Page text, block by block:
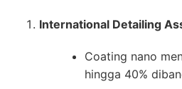
International Detailing
Coating nano
hingga 40%